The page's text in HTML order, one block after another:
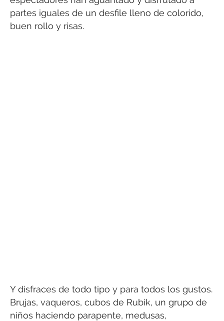
partes iguales de un desfile lleno de colorido,
buen rollo y risas.
Y disfraces de todo tipo y para todos los gustos.
Brujas, vaqueros, cubos de Rubik, un grupo de
niños haciendo parapente, medusas,